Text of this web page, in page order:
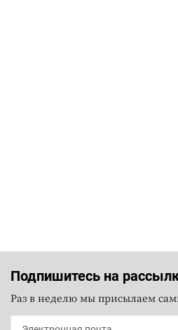
Подпишитесь на
Раз в неделю мы присылаем